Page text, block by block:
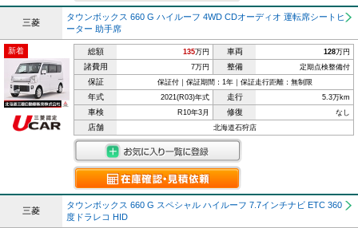
三菱
タウンボックス 660 G ハイルーフ 4WD CDオーディオ 運転席シートヒ
ーター 助手席
新着 総額 135万円 車両 128万円
諸費用 7万円 整備 定期点検整備付
保証 保証付｜保証期間：1年｜保証走行距離：無制限
年式 2021(R03)年式 走行 5.3万km
車検 R10年3月 修復 なし
店舗 北海道石狩店
三菱
タウンボックス 660 G スペシャル ハイルーフ 7.7インチナビ ETC 360
度ドラレコ HID